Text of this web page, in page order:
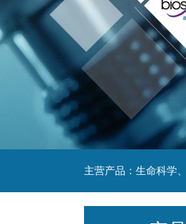
主营产品：生命科学